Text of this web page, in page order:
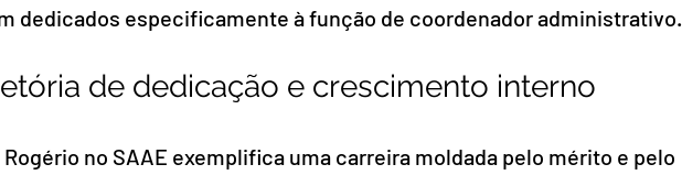
dedicados especificamente à função de coordenador administrativo.
de dedicação e crescimento interno
no SAAE exemplifica uma carreira moldada pelo mérito e pelo